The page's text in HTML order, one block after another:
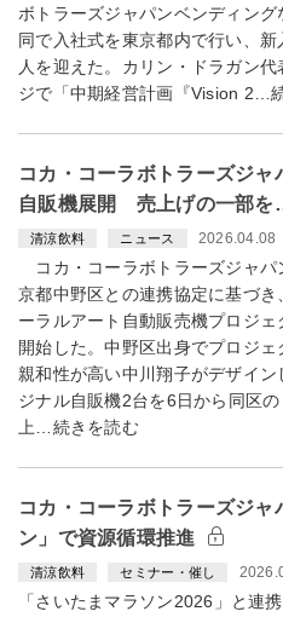
ボトラーズジャパンベンディング
同で入社式を東京都内で行い、新
人を迎えた。カリン・ドラガン
ジで「中期経営計画『Vision 2…
コカ・コーラボトラーズジ
自販機展開 売上げの一部
清涼飲料 ニュース 2026.04.08
コカ・コーラボトラーズジャパ
京都中野区との連携協定に基づき
ーラルアート自動販売機プロジェ
開始した。中野区出身でプロジェ
親和性が高い中川翔子がデザイン
ジナル自販機2台を6日から同区
上…続きを読む
コカ・コーラボトラーズジャ
ン」で資源循環推進
清涼飲料 セミナー・催し
「さいたまマラソン2026」と連